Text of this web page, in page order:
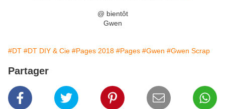
@ bientôt
Gwen
#DT #DT DIY & Cie #Pages 2018 #Pages #Gwen #Gwen Scrap
Partager